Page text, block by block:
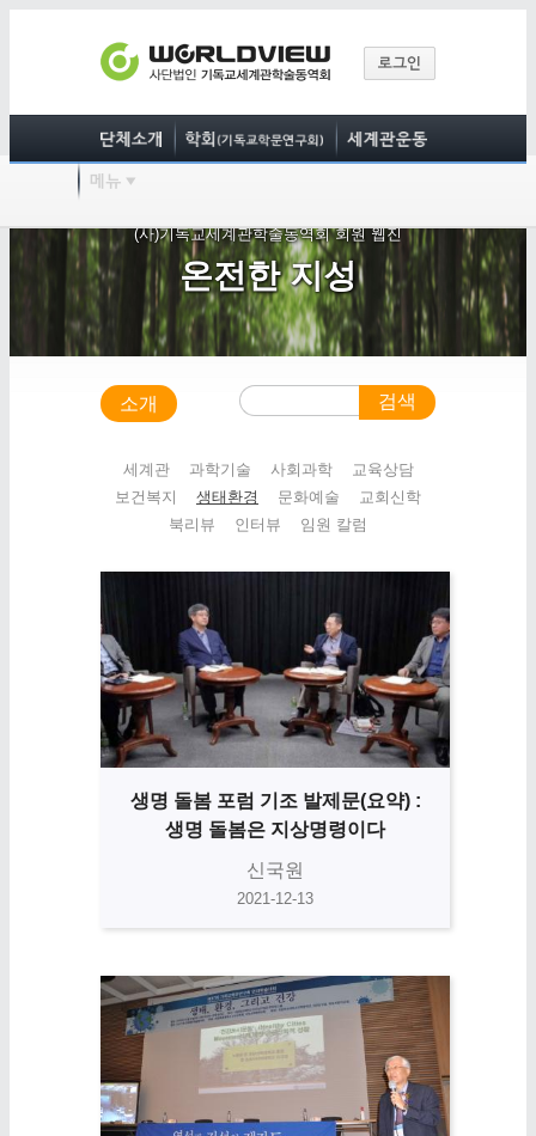
(사)기독교세계관학술동역회 회원 웹진
온전한 지성
소개 검색
세계관 과학기술 사회과학
교육상담
보건복지
생태환경 문화예술
교회신학
북리뷰
인터뷰 임원 칼럼
생명 돌봄 포럼 기조 발제문(요약) :
생명 돌봄은 지상명령이다
신국원
2021-12-13